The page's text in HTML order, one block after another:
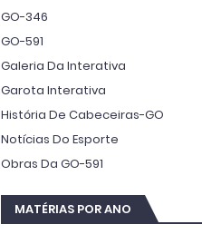
GO-346
GO-591
Galeria Da Interativa
Garota Interativa
História De Cabeceiras-GO
Notícias Do Esporte
Obras Da GO-591
MATÉRIAS POR ANO